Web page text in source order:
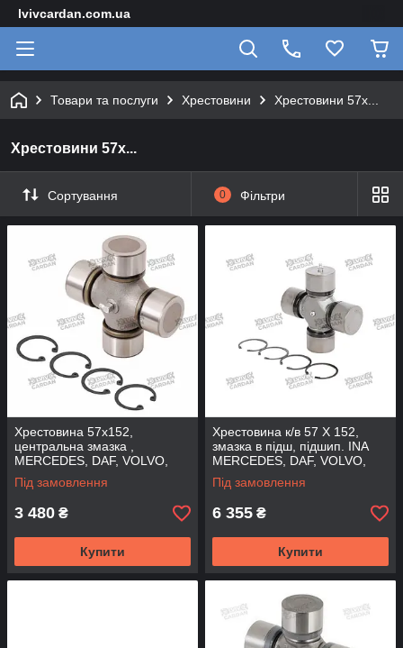
lvivcardan.com.ua
Товари та послуги Хрестовини Хрестовини 57х...
Хрестовини 57х...
Сортування 0 Фільтри
Хрестовина 57x152,
центральна змазка ,
MERCEDES, DAF, VOLVO,
IVECO тефлон, GU7630
(DSP)
Під замовлення
3 480 ₴
Купити
Хрестовина к/в 57 X 152,
змазка в підш, підшип. INA
MERCEDES, DAF, VOLVO,
IVECO,GU7630-1S-INA (FBC)
Під замовлення
6 355 ₴
Купити